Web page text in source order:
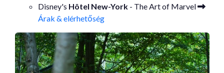
Disney's Hôtel New-York - The Art of Marvel
Árak & elérhetőség